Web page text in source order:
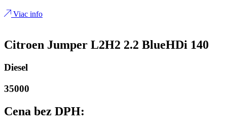
Viac info
Citroen Jumper L2H2 2.2 BlueHDi 140
Diesel
35000
Cena bez DPH: